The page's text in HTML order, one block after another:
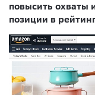
повысить охваты
позиции в